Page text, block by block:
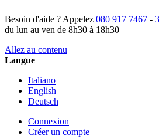
Besoin d'aide ? Appelez 080 917 7467 -
du lun au ven de 8h30 à 18h30
Allez au contenu
Langue
Italiano
English
Deutsch
Connexion
Créer un compte